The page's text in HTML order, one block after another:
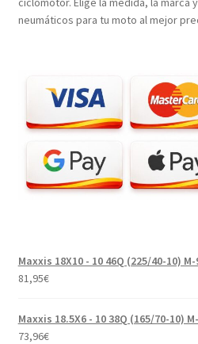
neumáticos para tu moto al mejor
Maxxis 18X10 - 10 46Q (225/40-10) M-
81,95€
Maxxis 18.5X6 - 10 38Q (165/70-10)
73,96€